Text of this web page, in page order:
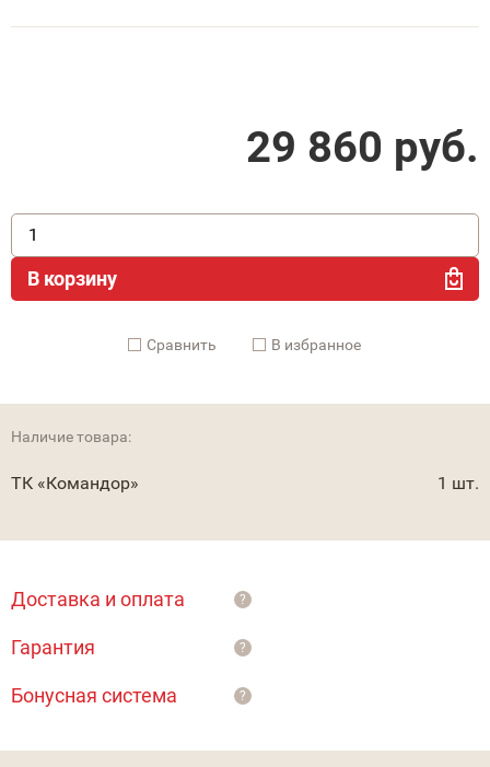
29 860 руб.
В корзину
Cравнить В избранное
Наличие товара:
ТК «Командор» 1 шт.
Доставка и оплата ?
Гарантия ?
Бонусная система ?